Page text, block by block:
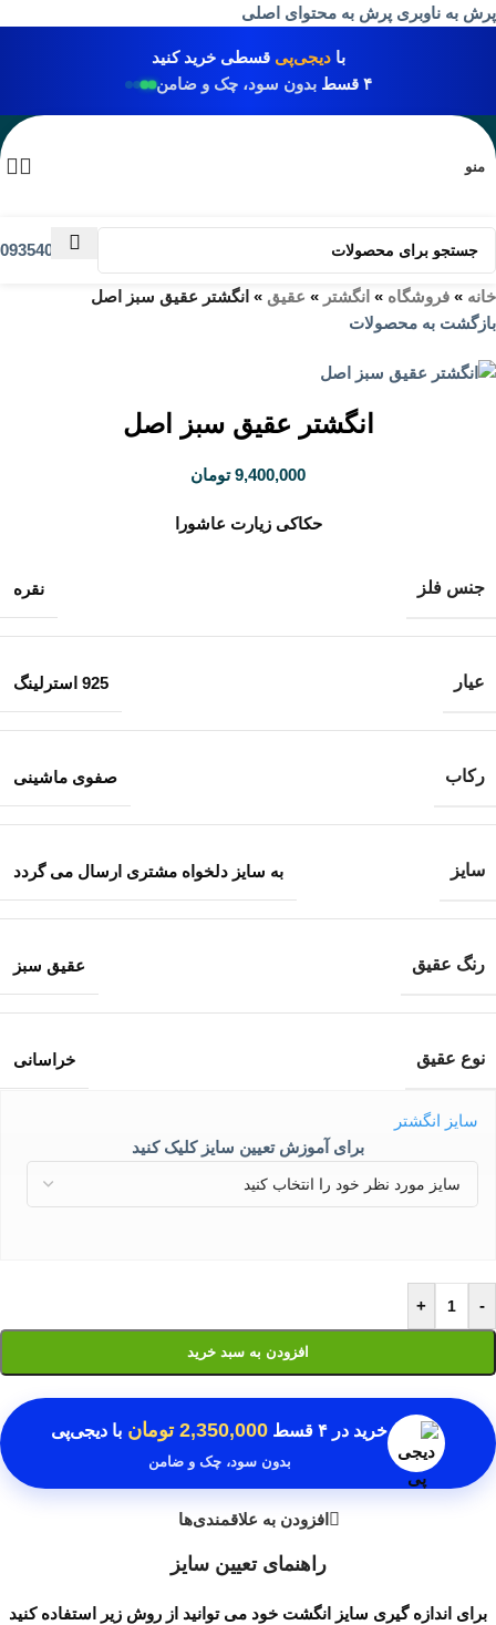
پرش به ناوبری پرش به محتوای اصلی
بادیجی‌پی قسطی خرید کنید
۴ قسط
بدون سود، چک و ضامن
منو
09354031009
خانه » فروشگاه » انگشتر » عقیق » انگشتر عقیق سبز اصل
بازگشت به محصولات
انگشتر عقیق سبز اصل
9,400,000 تومان
حکاکی زیارت عاشورا
جنس فلز نقره
عیار 925 استرلینگ
رکاب صفوی ماشینی
سایز به سایز دلخواه مشتری ارسال می گردد
رنگ عقیق عقیق سبز
نوع عقیق خراسانی
سایز انگشتر
برای آموزش تعیین سایز کلیک کنید
-
+
افزودن به سبد خرید
خرید در ۴ قسط 2,350,000 تومان با دیجی‌پی
بدون سود، چک و ضامن
افزودن به علاقمندی‌ها
راهنمای تعیین سایز
برای اندازه گیری سایز انگشت خود می توانید از روش زیر استفاده کنید